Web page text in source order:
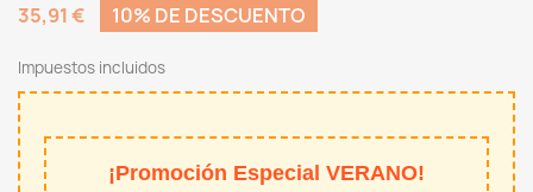
35,91 €
10% DE DESCUENTO
Impuestos incluidos
¡Promoción Especial VERANO!